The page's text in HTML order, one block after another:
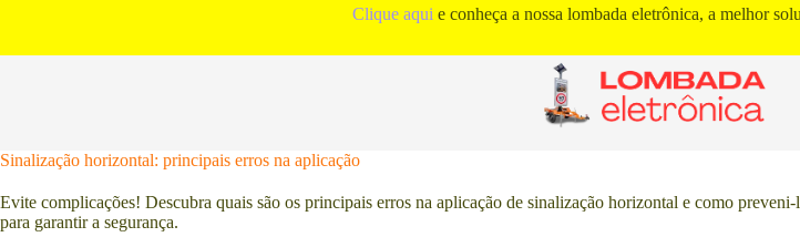
Clique aqui e conheça a nossa lombada eletrônica, a melhor
Sinalização horizontal: principais erros na aplicação
Evite complicações! Descubra quais são os principais erros na aplicação de sinalização horizontal e como preveni-
para garantir a segurança.